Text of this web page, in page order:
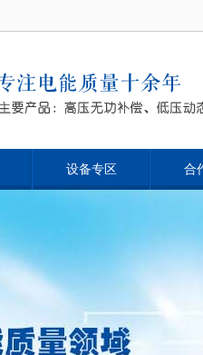
设备专区 合